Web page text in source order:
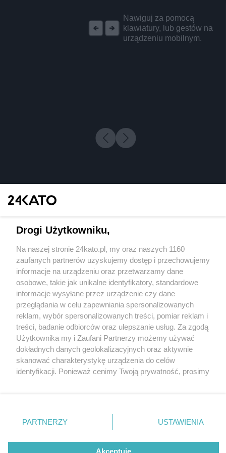
Nawiguj za pomocą
klawiatury, lub gestów na
urządzeniu mobilnym.
5 / 0
Wydawca mediów lokalnych
Nie zapomnij
zapoznać się z:
polityką prywatności regulamin korzystania z portali
Twojemiasto
Piekary Śląskie
Chorzów
Tarnowskie Góry
Gliwice
Skontakuj sięz nami
Kontakt
Wydawca
Redakcja
Drogi Użytkowniku,
Na naszej stronie 24kato.pl, my oraz naszych 1160
zaufanych partnerów uzyskujemy dostęp i przechowujemy
informacje na urządzeniu oraz przetwarzamy dane
osobowe, takie jak unikalne identyfikatory, standardowe
informacje wysyłane przez urządzenie czy dane
przeglądania w celu zapewniania spersonalizowanych
reklam, wybór spersonalizowanych treści, pomiar reklam i
treści, badanie odbiorców oraz ulepszanie usług. Za zgodą
Użytkownika my i Zaufani Partnerzy możemy używać
dokładnych danych geolokalizacyjnych oraz aktywnie
skanować charakterystykę urządzenia do celów
identyfikacji. Ponieważ cenimy Twoją prywatność, prosimy
prywatności znajdujący się w lewym dolnym rogu strony
. Niektóre rodzaje przetwarzania danych nie wymagają
zgody użytkownika, ale masz prawo sprzeciwić się
takiemu przetwarzaniu. Preferencje będą miały
PARTNERZY USTAWIENIA
Akceptuję